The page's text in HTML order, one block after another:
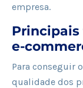
empresa.
Principais
e-
Para conseguir
qualidade dos